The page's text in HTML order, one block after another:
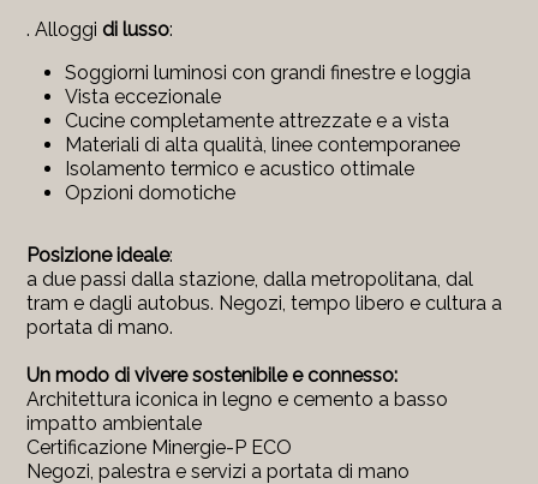
. Alloggidi lusso:
Soggiorni luminosi con grandi finestre e loggia
Vista eccezionale
Cucine completamente attrezzate e a vista
Materiali di alta qualità, linee contemporanee
Isolamento termico e acustico ottimale
Opzioni domotiche
Posizione ideale:
a due passi dalla stazione, dalla metropolitana, dal
tram e dagli autobus. Negozi, tempo libero e cultura a
portata di mano.
Un modo di vivere sostenibile e connesso:
Architettura iconica in legno e cemento a basso
impatto ambientale
Certificazione Minergie-P ECO
Negozi, palestra e servizi a portata di mano